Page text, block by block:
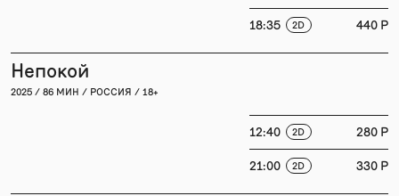
18:35 2D 440 P
Непокой
2025 / 86 МИН / РОССИЯ / 18+
12:40 2D 280 P
21:00 2D 330 P